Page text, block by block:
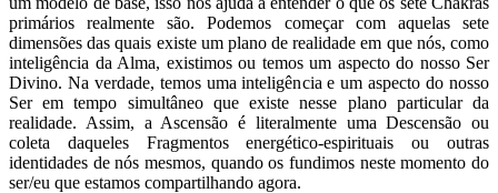
primários realmente são. Podemos começar com aquelas sete
dimensões das quais existe um plano de realidade em que nós, como
inteligência da Alma, existimos ou temos um aspecto do nosso Ser
Divino. Na verdade, temos uma inteligência e um aspecto do nosso
Ser em tempo simultâneo que existe nesse plano particular da
realidade. Assim, a Ascensão é literalmente uma Descensão ou
coleta daqueles Fragmentos energético-espirituais ou outras
identidades de nós mesmos, quando os fundimos neste momento do
ser/eu que estamos compartilhando agora.